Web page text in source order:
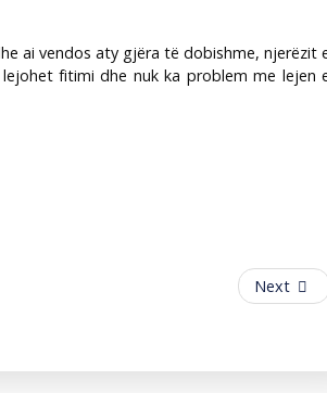
ai vendos aty gjëra të dobishme, njerëzit
fitimi dhe nuk ka problem me lejen
Next